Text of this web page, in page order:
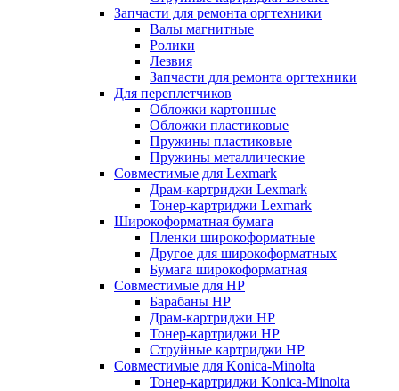
Запчасти для ремонта оргтехники
Валы магнитные
Ролики
Лезвия
Запчасти для ремонта оргтехники
Для переплетчиков
Обложки картонные
Обложки пластиковые
Пружины пластиковые
Пружины металлические
Совместимые для Lexmark
Драм-картриджи Lexmark
Тонер-картриджи Lexmark
Широкоформатная бумага
Пленки широкоформатные
Другое для широкоформатных
Бумага широкоформатная
Совместимые для HP
Барабаны HP
Драм-картриджи HP
Тонер-картриджи HP
Струйные картриджи HP
Совместимые для Konica-Minolta
Тонер-картриджи Konica-Minolta